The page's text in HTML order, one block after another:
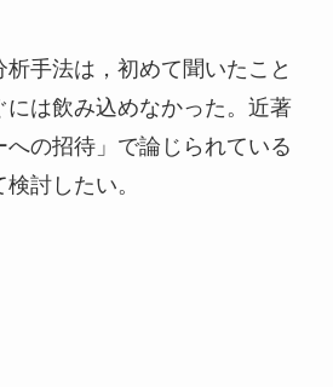
手法は，初めて聞いたこと
には飲み込めなかった。近著
の招待」で論じられている
討したい。